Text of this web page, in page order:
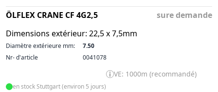
ÖLFLEX CRANE CF 4G2,5
Dimensions extérieur: 22,5 x 7,5mm
sure demande
Diamètre extérieure mm:
7.50
Nr- d'article
0041078
VE: 1000m (recommandé)
en stock Stuttgart (environ 5 jours)